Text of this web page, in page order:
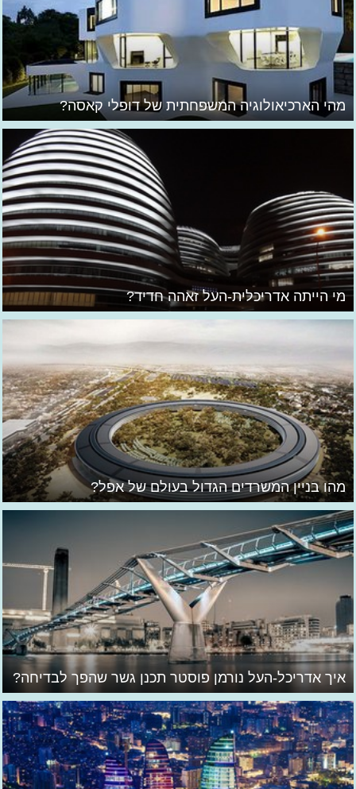
מהי הארכיאולוגיה המשפחתית של דופלי קאסה?
מי הייתה אדריכלית-העל זאהה חדיד?
מהו בניין המשרדים הגדול בעולם של אפל?
איך אדריכל-העל נורמן פוסטר תכנן גשר שהפך לבדיחה?